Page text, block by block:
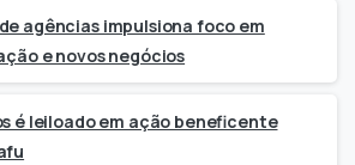
agências impulsiona foco em
e novos negócios
é leiloado em ação beneficente